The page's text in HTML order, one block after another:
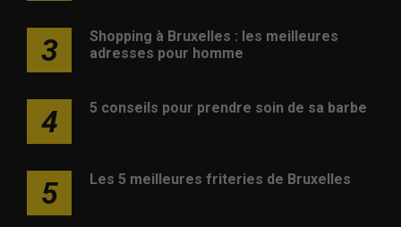
3
Shopping à Bruxelles : les meilleures
adresses pour homme
4 5 conseils pour prendre soin de sa barbe
5 Les 5 meilleures friteries de Bruxelles